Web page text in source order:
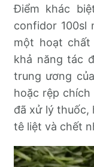
Điểm khác
confidor 100sl
một hoạt chất
khả năng tác
trung ương
hoặc rệp
đã xử lý thuốc,
tê liệt và chết